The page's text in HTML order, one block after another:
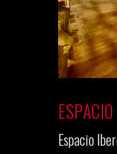
ESPACIO
Espacio